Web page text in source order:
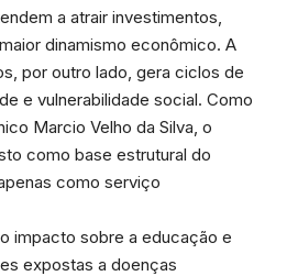
a atrair investimentos,
dinamismo econômico. A
por outro lado, gera ciclos de
e vulnerabilidade social. Como
Marcio Velho da Silva, o
como base estrutural do
como serviço
impacto sobre a educação e
expostas a doenças